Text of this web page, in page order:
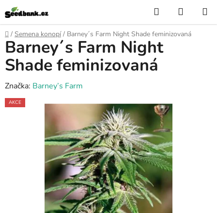
Přejít
na
obsah
Hledat
KOŠÍK
Domů
/ Semena konopí / Barney´s Farm Night Shade feminizovaná
Barney´s Farm Night
Shade feminizovaná
Značka: Barney’s Farm
AKCE